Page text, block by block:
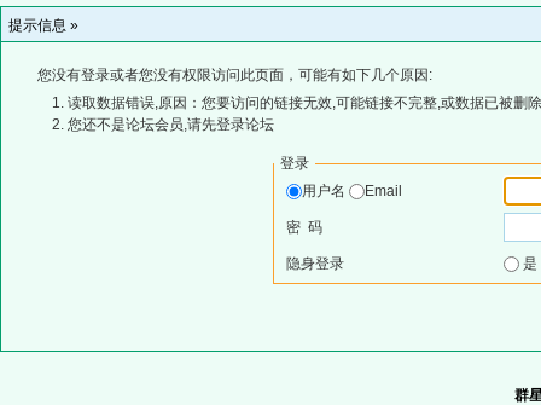
提示信息 »
您没有登录或者您没有权限访问此页面，可能有如下几个原因:
读取数据错误,原因：您要访问的链接无效,可能链接不完整,或数据已被删
您还不是论坛会员,请先登录论坛
登录
用户名
Email
密 码
隐身登录
群